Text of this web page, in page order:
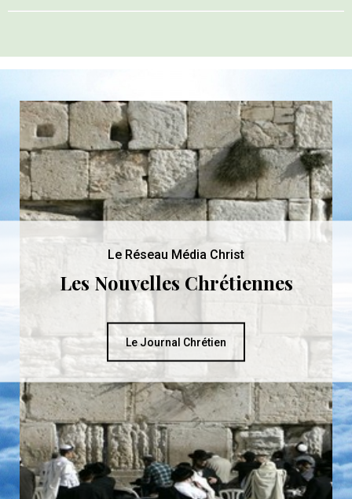
Le Réseau Média Christ
Les Nouvelles Chrétiennes
Le Journal Chrétien